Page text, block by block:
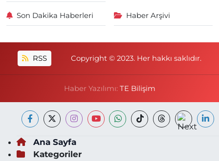
Son Dakika Haberleri Haber Arşivi
RSS Copyright © 2023. Her hakkı saklıdır.
Haber Yazılımı: TE Bilişim
Ana Sayfa
Kategoriler